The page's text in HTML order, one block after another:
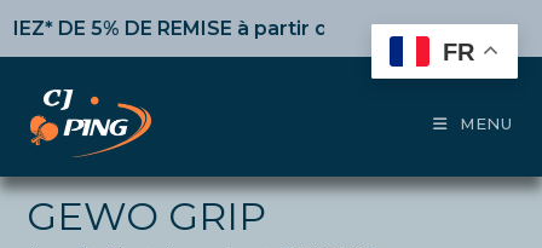
5% DE REMISEà partir de 50€ d’achat,10%dès
MENU
GEWO GRIP
FR